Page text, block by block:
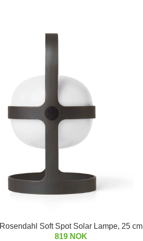
Rosendahl Soft Spot Solar Lampe, 25 cm
819 NOK